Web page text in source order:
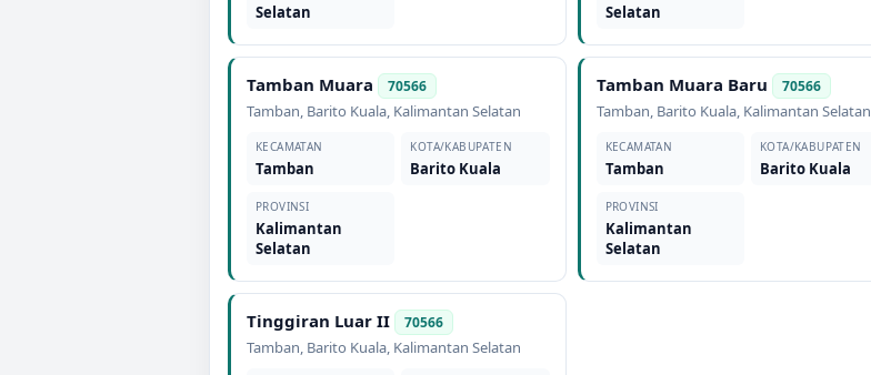
Selatan
Selatan
Tamban Muara 70566
Tamban, Barito Kuala, Kalimantan Selatan
KECAMATAN
Tamban
KOTA/KABUPATEN
Barito Kuala
PROVINSI
Kalimantan
Selatan
Tamban Muara Baru 70566
Tamban, Barito Kuala, Kalimantan Selatan
KECAMATAN
Tamban
KOTA/KABUPATEN
Barito Kuala
PROVINSI
Kalimantan
Selatan
Tinggiran Luar II 70566
Tamban, Barito Kuala, Kalimantan Selatan